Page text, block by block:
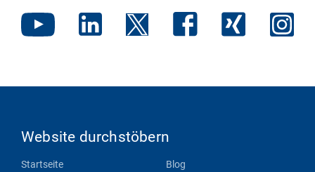
Website durchstöbern
Startseite Blog